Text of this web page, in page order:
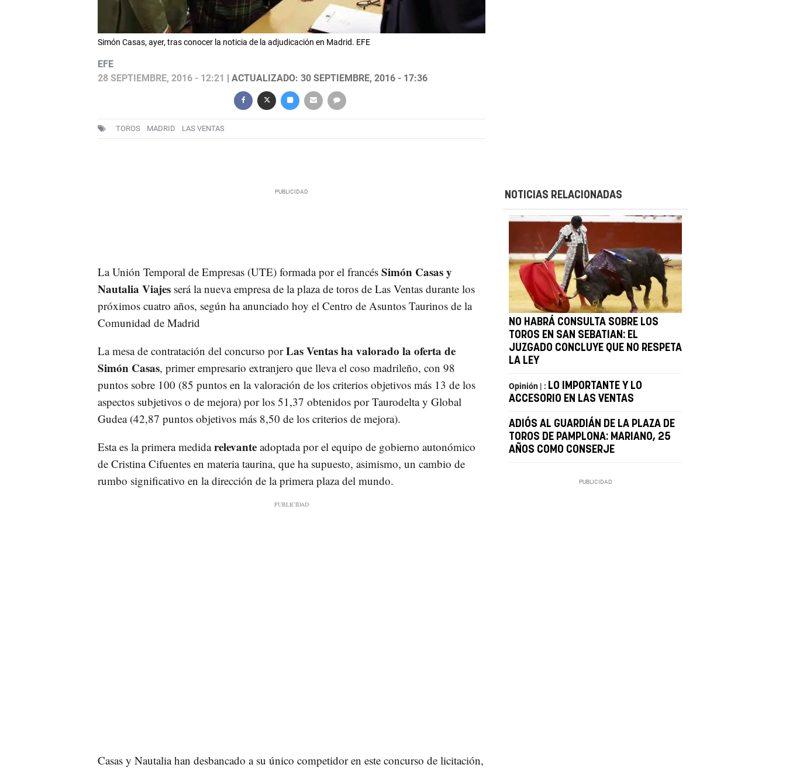
Simón Casas, ayer, tras conocer la noticia de la adjudicación en Madrid. EFE
EFE
28 SEPTIEMBRE, 2016 - 12:21 | ACTUALIZADO: 30 SEPTIEMBRE, 2016 - 17:36
TOROS MADRID LAS VENTAS
La Unión Temporal de Empresas (UTE) formada por el francés Simón Casas y
Nautalia Viajesserá la nueva empresa de la plaza de toros de Las Ventas durante los
próximos cuatro años, según ha anunciado hoy el Centro de Asuntos Taurinos de la
Comunidad de Madrid
La mesa de contratación del concurso porLas Ventas ha valorado la oferta de
Simón Casas, primer empresario extranjero que lleva el coso madrileño, con 98
puntos sobre 100 (85 puntos en la valoración de los criterios objetivos más 13 de los
aspectos subjetivos o de mejora) por los 51,37 obtenidos por Taurodelta y Global
Gudea (42,87 puntos objetivos más 8,50 de los criterios de mejora).
Esta es la primera medidarelevante adoptada por el equipo de gobierno autonómico
de Cristina Cifuentes en materia taurina, que ha supuesto, asimismo, un cambio de
rumbo significativo en la dirección de la primera plaza del mundo.
Casas y Nautalia han desbancado a su único competidor en este concurso de licitación,
NOTICIAS RELACIONADAS
NO HABRÁ CONSULTA SOBRE LOS
TOROS EN SAN SEBATIAN: EL
JUZGADO CONCLUYE QUE NO RESPETA
LA LEY
Opinión | : LO IMPORTANTE Y LO
ACCESORIO EN LAS VENTAS
ADIÓS AL GUARDIÁN DE LA PLAZA DE
TOROS DE PAMPLONA: MARIANO, 25
AÑOS COMO CONSERJE